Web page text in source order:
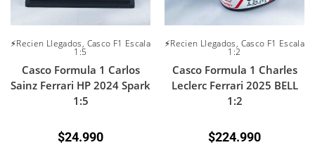
⚡Recien Llegados, Casco F1 Escala
1:5
Casco Formula 1 Carlos
Sainz Ferrari HP 2024 Spark
1:5
$24.990
⚡Recien Llegados, Casco F1 Escala
1:2
Casco Formula 1 Charles
Leclerc Ferrari 2025 BELL
1:2
$224.990